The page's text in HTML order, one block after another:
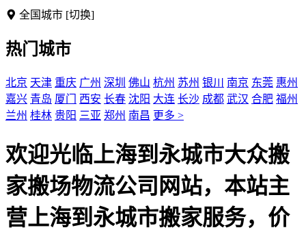
全国城市 [切换]
热门城市
北京 天津 重庆 广州 深圳 佛山 杭州 苏州 银川 南京 东莞 惠州
嘉兴 青岛 厦门 西安 长春 沈阳 大连 长沙 成都 武汉 合肥 福州
兰州 桂林 贵阳 三亚 郑州 南昌 更多 >
欢迎光临上海到永城市大众搬
家搬场物流公司网站，本站主
营上海到永城市搬家服务，价